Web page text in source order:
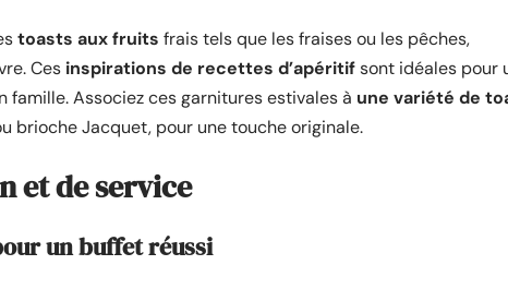
toasts aux fruits frais tels que les fraises ou les pêches,
Ces inspirations de recettes d’apéritifsont idéales pour
famille. Associez ces garnitures estivales à une variété de
brioche Jacquet, pour une touche originale.
et de service
un buffet réussi